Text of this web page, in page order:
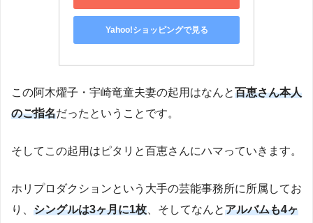
Yahoo!ショッピングで見る
この阿木燿子・宇崎竜童夫妻の起用はなんと百恵さん本人
のご指名だったということです。
そしてこの起用はピタリと百恵さんにハマっていきます。
ホリプロダクションという大手の芸能事務所に所属してお
り、 シングルは3ヶ月に1枚 、そしてなんとアルバムも4ヶ